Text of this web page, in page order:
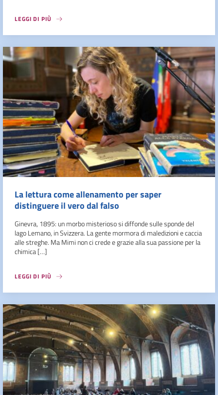
LEGGI DI PIÙ
La lettura come allenamento per saper
distinguere il vero dal falso
Ginevra, 1895: un morbo misterioso si diffonde sulle sponde del
lago Lemano, in Svizzera. La gente mormora di maledizioni e caccia
alle streghe. Ma Mimi non ci crede e grazie alla sua passione per la
chimica […]
LEGGI DI PIÙ